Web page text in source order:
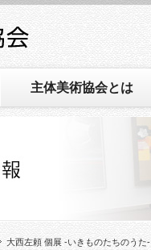
主体美術協会とは
大西左頼 個展 -いきものたちのうた-